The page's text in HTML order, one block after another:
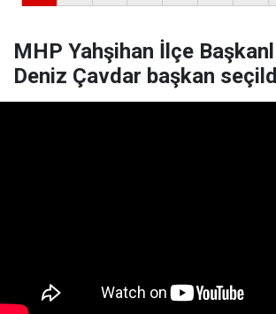
MHP Yahşihan İlçe
Deniz Çavdar başkan